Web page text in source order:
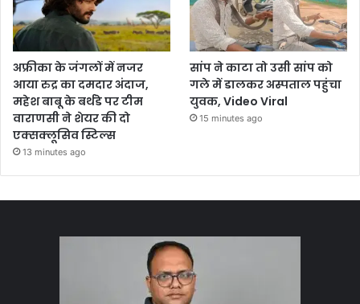
अफ्रीका के जंगलों में नजर
आया रुद्र का दमदार अंदाज,
महेश बाबू के बर्थडे पर टीम
वाराणसी ने शेयर की दो
एक्सक्लूसिव स्टिल्स
13 minutes ago
सांप ने काटा तो उसी सांप को
गले में डालकर अस्पताल पहुंचा
युवक, Video Viral
15 minutes ago